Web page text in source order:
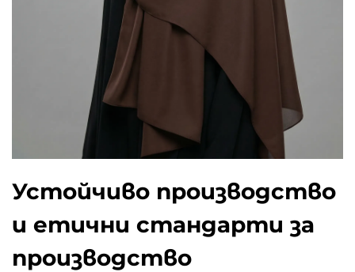
Устойчиво производство
и етични стандарти за
производство